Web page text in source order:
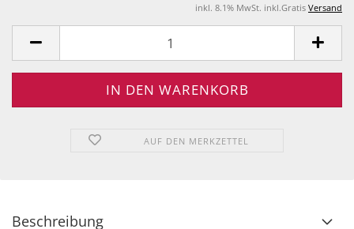
inkl. 8.1% MwSt. inkl.Gratis Versand
AUF DEN MERKZETTEL
Beschreibung